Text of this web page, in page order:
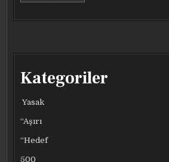
Kategoriler
Yasak
“Aşırı
“Hedef
500